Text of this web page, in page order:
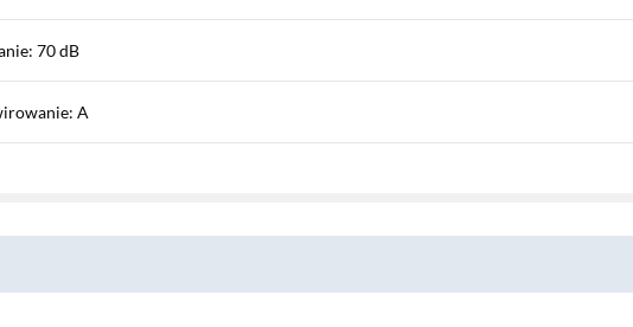
70 dB
A
(cykl): 65 litrów
3:38